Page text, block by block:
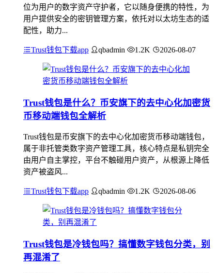
位为用户的数字资产守护者，它以随身便携的特性，为
用户提供安全的密钥管理方案，依托对以太坊生态的适
配性，助力...
Trust钱包下载app qbadmin 1.2K 2026-08-07
Trust钱包是什么？币安旗下的去中心化加密货
币移动端钱包全解析
Trust钱包是币安旗下的去中心化加密货币移动端钱包，
属于非托管类数字资产管理工具，核心特点是私钥完全
由用户自主掌控，平台不触碰用户资产，从根源上降低
资产被盗风...
Trust钱包下载app qbadmin 1.2K 2026-08-06
Trust钱包是冷钱包吗？搞懂数字钱包分类，别
再混淆了